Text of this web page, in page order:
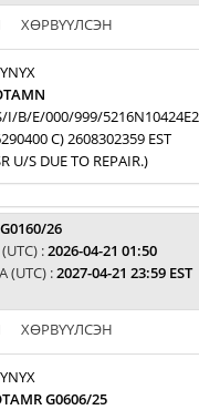
ХӨРВҮҮЛСЭН
I/B/E/000/999/
C) 2608302359 EST
U/S DUE TO REPAIR.)
G0160/26
:2026-04-21 01:50
:2027-04-21 23:59 EST
ХӨРВҮҮЛСЭН
G0606/25